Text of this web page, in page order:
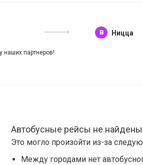
B Ницца
наших партнеров!
Автобусные рейсы не найдены
Это могло произойти из-за
Между городами нет